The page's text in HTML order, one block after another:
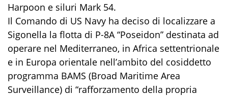
Harpoon e siluri Mark 54.
Il Comando di US Navy ha deciso di localizzare a
Sigonella la flotta di P-8A “Poseidon” destinata ad
operare nel Mediterraneo, in Africa settentrionale
e in Europa orientale nell’ambito del cosiddetto
programma BAMS (Broad Maritime Area
Surveillance) di “rafforzamento della propria